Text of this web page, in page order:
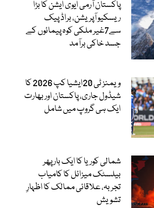
پاکستان آرمی ایوی ایشن کا بڑا
ریسکیو آپریشن، براڈ پیک
سے7غیر ملکی کوہ پیمائوں کے
جسد خاکی برآمد
ویمنز ٹی 20ایشیا کپ 2026 کا
شیڈول جاری، پاکستان اور بھارت
ایک ہی گروپ میں شامل
شمالی کوریا کا ایک بار پھر
بیلسٹک میزائل کا کامیاب
تجربہ، علاقائی ممالک کا اظہارِ
تشویش